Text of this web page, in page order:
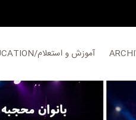
EDUCATION/آموزش و استعلام